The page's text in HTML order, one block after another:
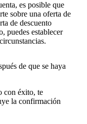
es posible que
sobre una oferta de
de descuento
puedes establecer
de que se haya
con éxito, te
la confirmación